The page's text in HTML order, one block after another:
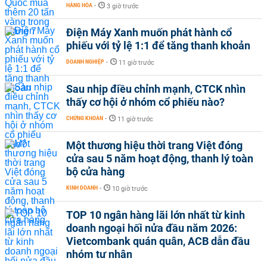
HÀNG HÓA - 3 giờ trước
Điện Máy Xanh muốn phát hành cổ
phiếu với tỷ lệ 1:1 để tăng thanh khoản
DOANH NGHIỆP - 11 giờ trước
Sau nhịp điều chỉnh mạnh, CTCK nhìn
thấy cơ hội ở nhóm cổ phiếu nào?
CHỨNG KHOÁN - 11 giờ trước
Một thương hiệu thời trang Việt đóng
cửa sau 5 năm hoạt động, thanh lý toàn
bộ cửa hàng
KINH DOANH - 10 giờ trước
TOP 10 ngân hàng lãi lớn nhất từ kinh
doanh ngoại hối nửa đầu năm 2026:
Vietcombank quán quân, ACB dẫn đầu
nhóm tư nhân